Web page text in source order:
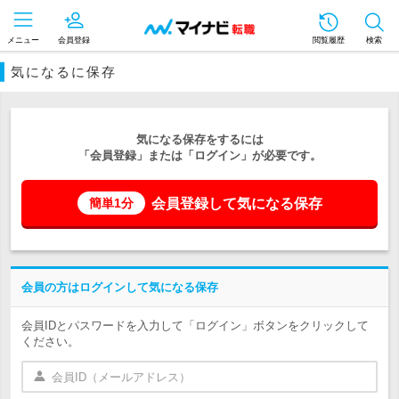
メニュー 会員登録 閲覧履歴 検索
気になるに保存
気になる保存をするには
「会員登録」または「ログイン」が必要です。
簡単1分 会員登録して気になる保存
会員の方はログインして気になる保存
会員IDとパスワードを入力して「ログイン」ボタンをクリックして
ください。